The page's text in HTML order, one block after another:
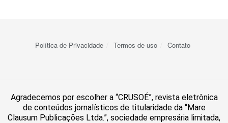
Política de Privacidade Termos de uso Contato
Agradecemos por escolher a “CRUSOÉ”, revista eletrônica
de conteúdos jornalísticos de titularidade da “Mare
Clausum Publicações Ltda.”, sociedade empresária limitada,